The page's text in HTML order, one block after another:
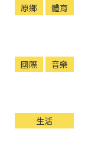
原鄉 體育
國際 音樂
生活